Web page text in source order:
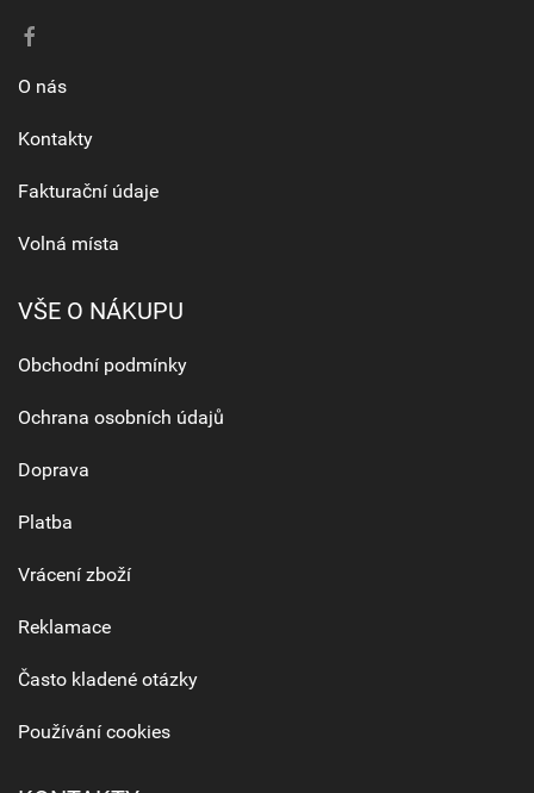
O nás
Kontakty
Fakturační údaje
Volná místa
VŠE O NÁKUPU
Obchodní podmínky
Ochrana osobních údajů
Doprava
Platba
Vrácení zboží
Reklamace
Často kladené otázky
Používání cookies